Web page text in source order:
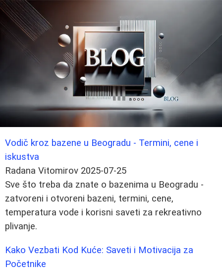
Vodič kroz bazene u Beogradu - Termini, cene i
iskustva
Radana Vitomirov 2025-07-25
Sve što treba da znate o bazenima u Beogradu -
zatvoreni i otvoreni bazeni, termini, cene,
temperatura vode i korisni saveti za rekreativno
plivanje.
Kako Vezbati Kod Kuće: Saveti i Motivacija za
Početnike